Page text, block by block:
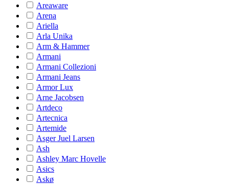
Areaware
Arena
Ariella
Arla Unika
Arm & Hammer
Armani
Armani Collezioni
Armani Jeans
Armor Lux
Arne Jacobsen
Artdeco
Artecnica
Artemide
Asger Juel Larsen
Ash
Ashley Marc Hovelle
Asics
Askø